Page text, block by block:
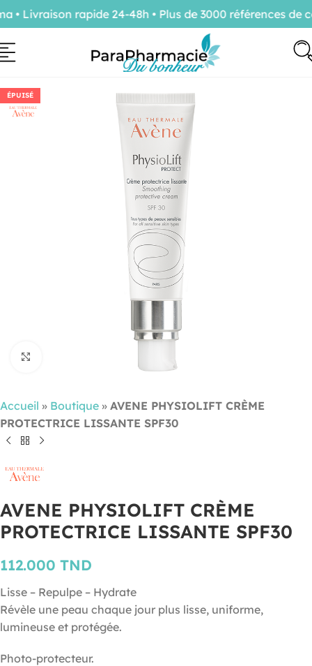
ÉPUISÉ
Accueil » Boutique » AVENE PHYSIOLIFT CRÈME
PROTECTRICE LISSANTE SPF30
AVENE PHYSIOLIFT CRÈME
PROTECTRICE LISSANTE SPF30
112.000 TND
Lisse – Repulpe – Hydrate
Révèle une peau chaque jour plus lisse, uniforme,
lumineuse et protégée.
Photo-protecteur.
Livraison rapide 24-48h • Plus de 3000 références de